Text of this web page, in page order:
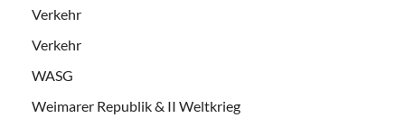
Verkehr
Verkehr
WASG
Weimarer Republik & II Weltkrieg